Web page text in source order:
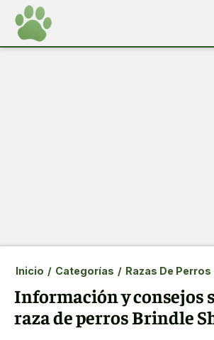
Inicio / Categorías / Razas De Perros
Información y consejos
raza de perros Brindle